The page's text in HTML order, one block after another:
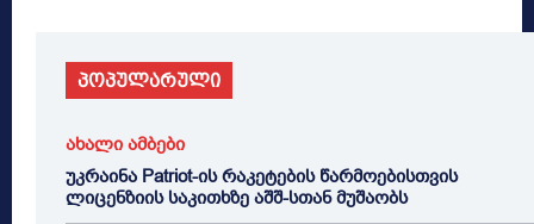
პოპულარული
ახალი ამბები
უკრაინა Patriot-ის რაკეტების წარმოებისთვის
ლიცენზიის საკითხზე აშშ-სთან მუშაობს